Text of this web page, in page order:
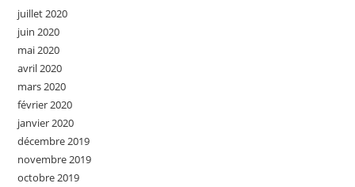
juillet 2020
juin 2020
mai 2020
avril 2020
mars 2020
février 2020
janvier 2020
décembre 2019
novembre 2019
octobre 2019